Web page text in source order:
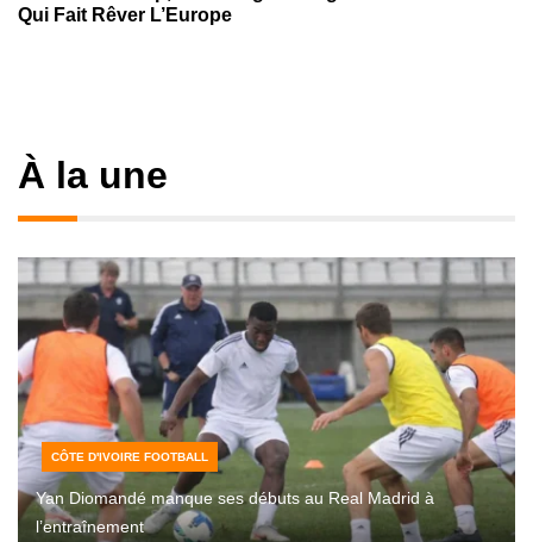
Qui Fait Rêver L’Europe
À la une
CÔTE D'IVOIRE FOOTBALL
Yan Diomandé manque ses débuts au Real Madrid à
l’entraînement